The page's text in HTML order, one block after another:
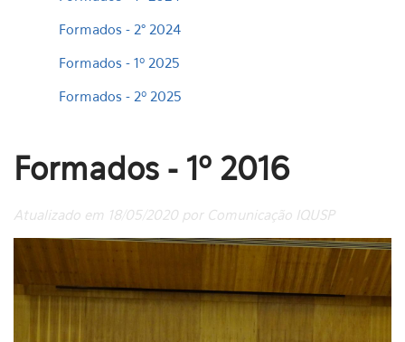
Formados - 2° 2024
Formados - 1º 2025
Formados - 2º 2025
Formados - 1º 2016
Atualizado em 18/05/2020 por Comunicação IQUSP